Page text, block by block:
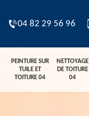
04 82 29 56 96
PEINTURE SUR
TUILE ET
TOITURE 04
NETTOYAGE
DE TOITURE
04